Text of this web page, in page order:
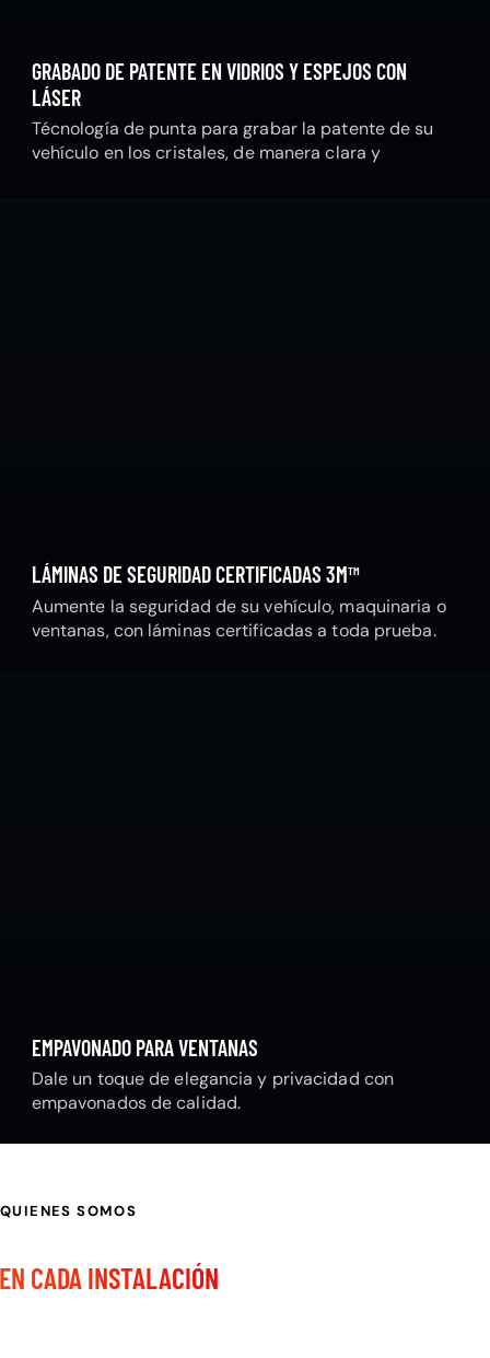
GRABADO DE PATENTE EN VIDRIOS Y ESPEJOS CON
LÁSER
Técnología de punta para grabar la patente de su
vehículo en los cristales, de manera clara y
LÁMINAS DE SEGURIDAD CERTIFICADAS 3M™
Aumente la seguridad de su vehículo, maquinaria o
ventanas, con láminas certificadas a toda prueba.
EMPAVONADO PARA VENTANAS
Dale un toque de elegancia y privacidad con
empavonados de calidad.
QUIENES SOMOS
EN CADA INSTALACIÓN